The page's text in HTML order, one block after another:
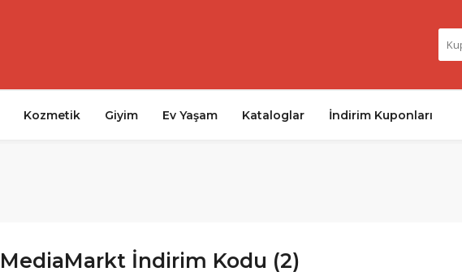
Kozmetik Giyim Ev Yaşam Kataloglar İndirim Kuponları
MediaMarkt İndirim Kodu (2)